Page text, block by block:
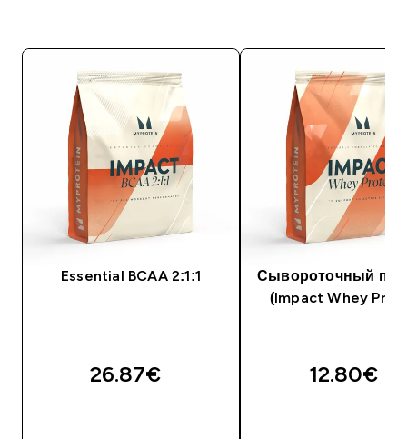
Essential BCAA 2:1:1
26.87€‎
Сывороточный
(Impact Whey
12.80€‎